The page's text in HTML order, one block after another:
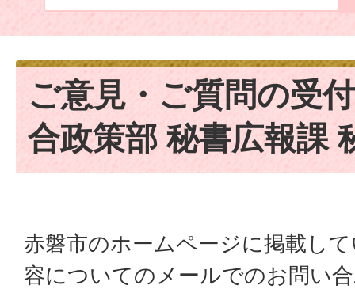
ご意見・ご質問の受
合政策部 秘書広報課
赤磐市のホームページに掲載し
容についてのメールでのお問い